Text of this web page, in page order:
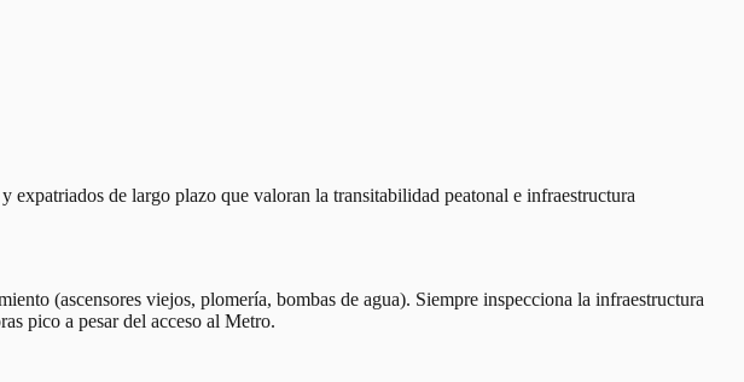
de largo plazo que valoran la transitabilidad peatonal e infraestructura
(ascensores viejos, plomería, bombas de agua). Siempre inspecciona la infraestructura
pico a pesar del acceso al Metro.